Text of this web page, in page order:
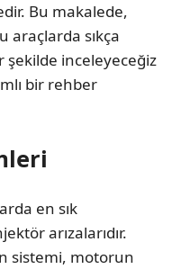
Bu makalede,
araçlarda sıkça
şekilde inceleyeceğiz
bir rehber
en sık
arızalarıdır.
sistemi, motorun